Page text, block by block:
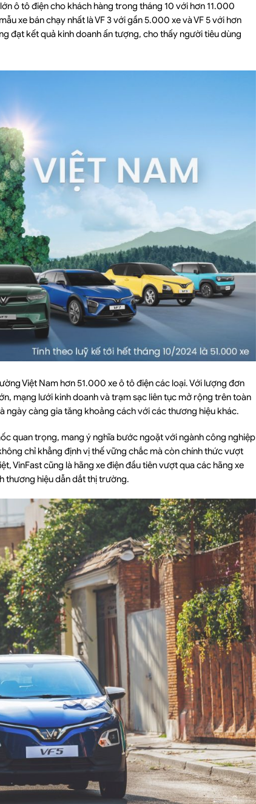
ô tô điện cho khách hàng trong tháng 10 với hơn 11.000
xe bán chạy nhất là VF 3 với gần 5.000 xe và VF 5 với hơn
đạt kết quả kinh doanh ấn tượng, cho thấy người tiêu dùng
Việt Nam hơn 51.000 xe ô tô điện các loại. Với lượng đơn
mạng lưới kinh doanh và trạm sạc liên tục mở rộng trên toàn
ngày càng gia tăng khoảng cách với các thương hiệu khác.
quan trọng, mang ý nghĩa bước ngoặt với ngành công nghiệp
chỉ khẳng định vị thế vững chắc mà còn chính thức vượt
VinFast cũng là hãng xe điện đầu tiên vượt qua các hãng xe
thương hiệu dẫn dắt thị trường.